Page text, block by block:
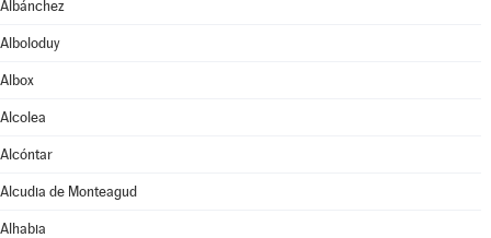
Albánchez
Alboloduy
Albox
Alcolea
Alcóntar
Alcudia de Monteagud
Alhabia